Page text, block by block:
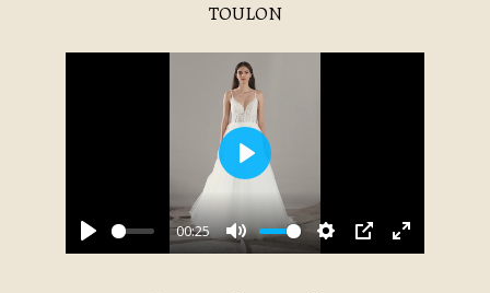
TOULON
Play
00:25
Mute Settings
PIP
Enter
Play